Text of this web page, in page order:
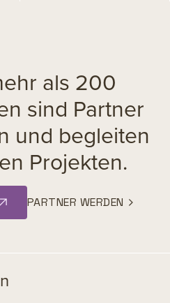
als 200
sind Partner
und begleiten
Projekten.
PARTNER WERDEN